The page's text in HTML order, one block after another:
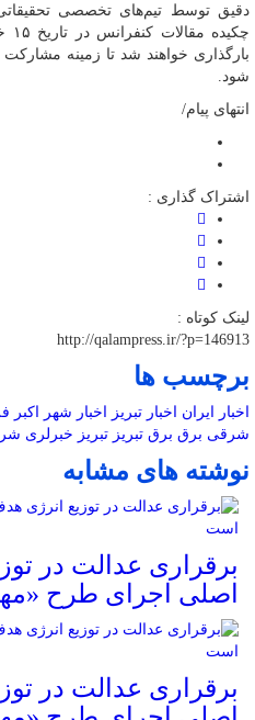
دقیق توسط تیم‌های تخصصی
بارگذاری خواهند شد تا زمینه
شود.
انتهای پیام/
اشتراک گذاری :
لینک کوتاه :
http://qalampress.ir/?p=146913
برچسب ها
اخبار ایران اخبار تبریز اخبار شهر اکبر
شرقی برق برق تبریز تبریز خبرلری
نوشته های مشابه
برقراری عدالت در
اصلی اجرای طرح
برقراری عدالت در